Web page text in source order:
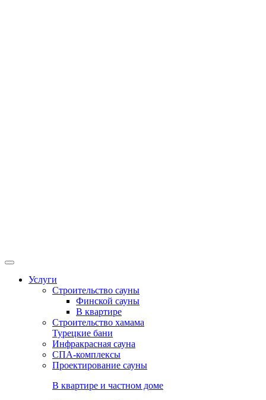
Услуги
Строительство сауны
Финской сауны
В квартире
Строительство хамама
Турецкие бани
Инфракрасная сауна
СПА-комплексы
Проектирование сауны
В квартире и частном доме